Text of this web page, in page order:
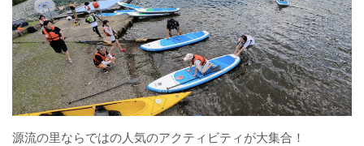
源流の里ならではの人気のアクティビティが大集合！